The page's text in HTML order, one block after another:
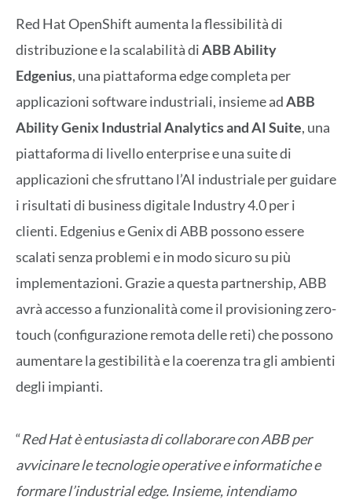
Red Hat OpenShift aumenta la flessibilità di
distribuzione e la scalabilità diABB Ability
Edgenius, una piattaforma edge completa per
applicazioni software industriali, insieme adABB
Ability Genix Industrial Analytics and AI Suite, una
piattaforma di livello enterprise e una suite di
applicazioni che sfruttano l’AI industriale per guidare
i risultati di business digitale Industry 4.0 per i
clienti. Edgenius e Genix di ABB possono essere
scalati senza problemi e in modo sicuro su più
implementazioni. Grazie a questa partnership, ABB
avrà accesso a funzionalità come il provisioning zero-
touch (configurazione remota delle reti) che possono
aumentare la gestibilità e la coerenza tra gli ambienti
degli impianti.
“Red Hat è entusiasta di collaborare con ABB per
avvicinare le tecnologie operative e informatiche e
formare l’industrial edge. Insieme, intendiamo